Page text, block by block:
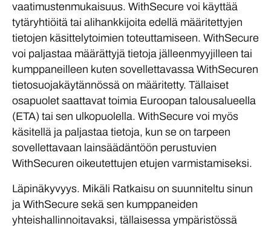
vaatimustenmukaisuus. WithSecure voi käyttää
tytäryhtiöitä tai alihankkijoita edellä määritettyjen
tietojen käsittelytoimien toteuttamiseen. WithSecure
voi paljastaa määrättyjä tietoja jälleenmyyjilleen tai
kumppaneilleen kuten sovellettavassa WithSecuren
tietosuojakäytännössä on määritetty. Tällaiset
osapuolet saattavat toimia Euroopan talousalueella
(ETA) tai sen ulkopuolella. WithSecure voi myös
käsitellä ja paljastaa tietoja, kun se on tarpeen
sovellettavaan lainsäädäntöön perustuvien
WithSecuren oikeutettujen etujen varmistamiseksi.
Läpinäkyvyys. Mikäli Ratkaisu on suunniteltu sinun
ja WithSecure sekä sen kumppaneiden
yhteishallinnoitavaksi, tällaisessa ympäristössä